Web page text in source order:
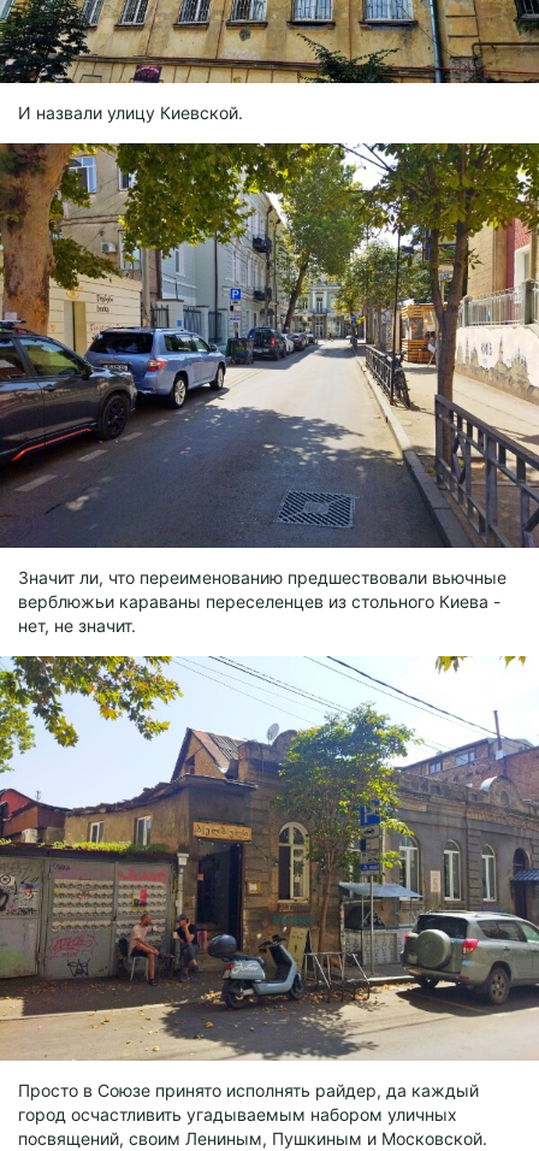
И назвали улицу Киевской.
Значит ли, что переименованию предшествовали вьючные
верблюжьи караваны переселенцев из стольного Киева -
нет, не значит.
Просто в Союзе принято исполнять райдер, да каждый
город осчастливить угадываемым набором уличных
посвящений, своим Лениным, Пушкиным и Московской.